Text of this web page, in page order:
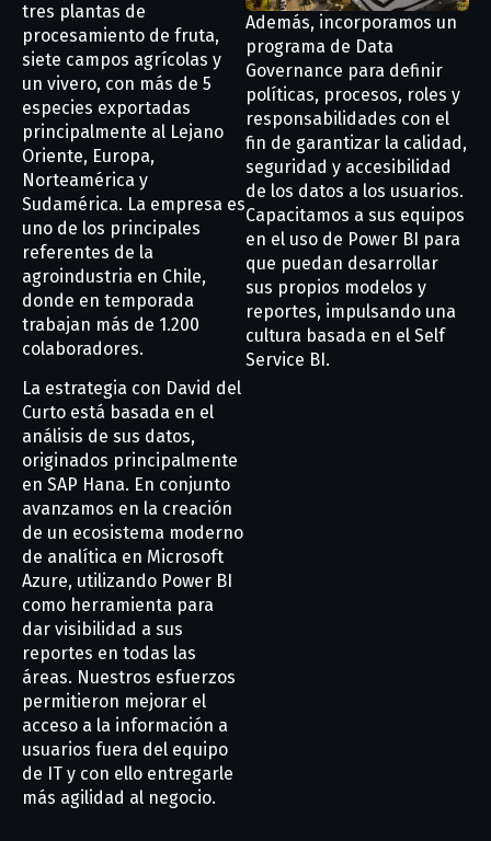
tres plantas de
procesamiento de fruta,
siete campos agrícolas y
un vivero, con más de 5
especies exportadas
principalmente al Lejano
Oriente, Europa,
Norteamérica y
Sudamérica. La empresa es
uno de los principales
referentes de la
agroindustria en Chile,
donde en temporada
trabajan más de 1.200
colaboradores.
La estrategia con David del
Curto está basada en el
análisis de sus datos,
originados principalmente
en SAP Hana. En conjunto
avanzamos en la creación
de un ecosistema moderno
de analítica en Microsoft
Azure, utilizando Power BI
como herramienta para
dar visibilidad a sus
reportes en todas las
áreas. Nuestros esfuerzos
permitieron mejorar el
acceso a la información a
usuarios fuera del equipo
de IT y con ello entregarle
más agilidad al negocio.
Además, incorporamos un
programa de Data
Governance para definir
políticas, procesos, roles y
responsabilidades con el
fin de garantizar la calidad,
seguridad y accesibilidad
de los datos a los usuarios.
Capacitamos a sus equipos
en el uso de Power BI para
que puedan desarrollar
sus propios modelos y
reportes, impulsando una
cultura basada en el Self
Service BI.